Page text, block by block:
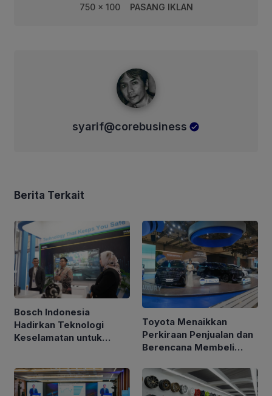
750 x 100 PASANG IKLAN
syarif@corebusiness
Berita Terkait
Bosch Indonesia
Hadirkan Teknologi
Keselamatan untuk
Toyota Menaikkan
Perkiraan Penjualan dan
Berencana Membeli
$6 Miliar